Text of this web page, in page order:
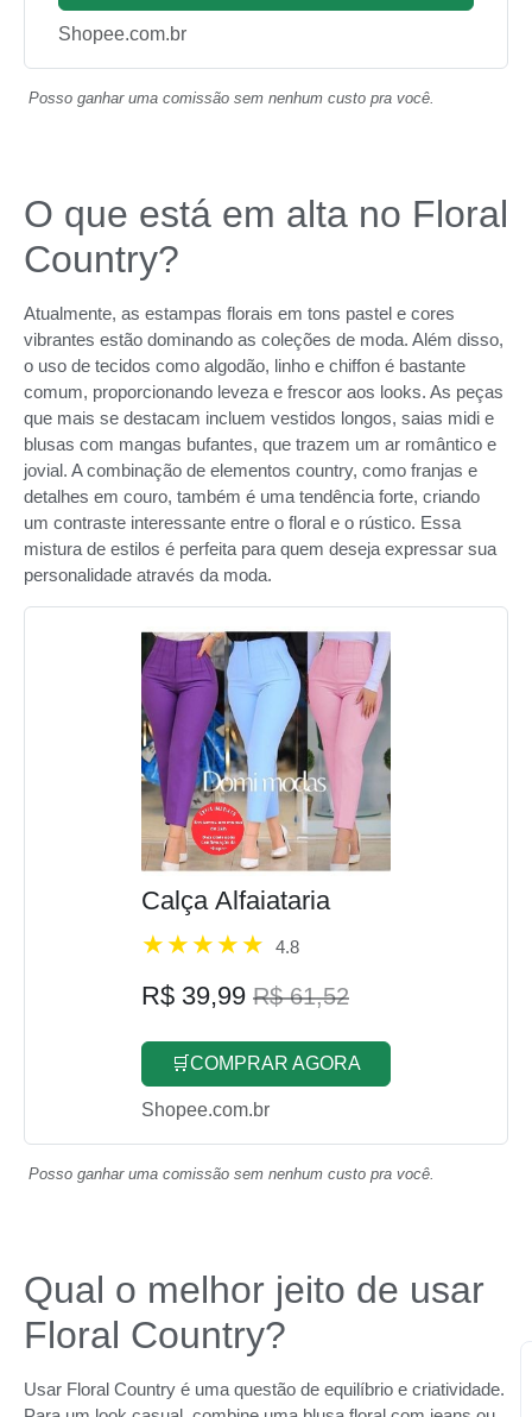
Shopee.com.br
Posso ganhar uma comissão sem nenhum custo pra você.
O que está em alta no Floral
Country?
Atualmente, as estampas florais em tons pastel e cores
vibrantes estão dominando as coleções de moda. Além disso,
o uso de tecidos como algodão, linho e chiffon é bastante
comum, proporcionando leveza e frescor aos looks. As peças
que mais se destacam incluem vestidos longos, saias midi e
blusas com mangas bufantes, que trazem um ar romântico e
jovial. A combinação de elementos country, como franjas e
detalhes em couro, também é uma tendência forte, criando
um contraste interessante entre o floral e o rústico. Essa
mistura de estilos é perfeita para quem deseja expressar sua
personalidade através da moda.
Calça Alfaiataria
4.8
R$ 39,99 R$ 61,52
🛒COMPRAR AGORA
Shopee.com.br
Posso ganhar uma comissão sem nenhum custo pra você.
Qual o melhor jeito de usar
Floral Country?
Usar Floral Country é uma questão de equilíbrio e criatividade.